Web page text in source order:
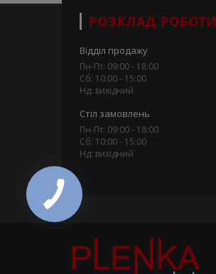
РОЗКЛАД РОБОТИ
Відділ продажу
Пн-Пт: 09:00 - 18:00
Сб: 10:00 - 15:00
Нд: вихідний
Стіл замовлень
Пн-Пт: 09:00 - 18:00
Сб: 10:00 - 15:00
Нд: вихідний